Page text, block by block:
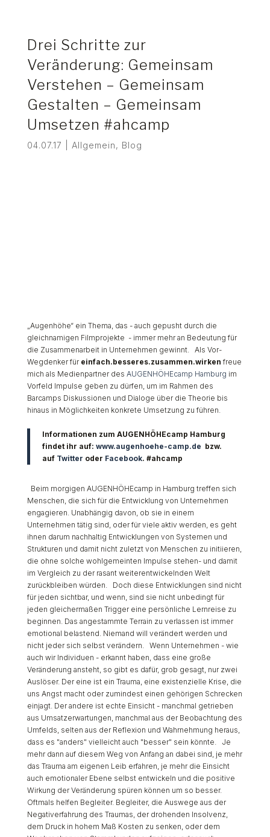
Drei Schritte zur
Veränderung: Gemeinsam
Verstehen – Gemeinsam
Gestalten – Gemeinsam
Umsetzen #ahcamp
04.07.17 Allgemein, Blog
„Augenhöhe“ ein Thema, das - auch gepusht durch die
gleichnamigen Filmprojekte - immer mehr an Bedeutung für
die Zusammenarbeit in Unternehmen gewinnt.
Als Vor-
Wegdenker für einfach.besseres.zusammen.wirken freue
mich als Medienpartner des AUGENHÖHEcamp Hamburg im
Vorfeld Impulse geben zu dürfen, um im Rahmen des
Barcamps Diskussionen und Dialoge über die Theorie bis
hinaus in Möglichkeiten konkrete Umsetzung zu führen.
Informationen zum AUGENHÖHEcamp Hamburg
findet ihr auf: www.augenhoehe-camp.de bzw.
auf Twitter oder Facebook. #ahcamp
Beim morgigen AUGENHÖHEcamp in Hamburg treffen sich
Menschen, die sich für die Entwicklung von Unternehmen
engagieren. Unabhängig davon, ob sie in einem
Unternehmen tätig sind, oder für viele aktiv werden, es geht
ihnen darum nachhaltig Entwicklungen von Systemen und
Strukturen und damit nicht zuletzt von Menschen zu initiieren,
die ohne solche wohlgemeinten Impulse stehen- und damit
im Vergleich zu der rasant weiterentwickelnden Welt
zurückbleiben würden. Doch diese Entwicklungen sind nicht
für jeden sichtbar, und wenn, sind sie nicht unbedingt für
jeden gleichermaßen Trigger eine persönliche Lernreise zu
beginnen. Das angestammte Terrain zu verlassen ist immer
emotional belastend. Niemand will verändert werden und
nicht jeder sich selbst verändern. Wenn Unternehmen - wie
auch wir Individuen - erkannt haben, dass eine große
Veränderung ansteht, so gibt es dafür, grob gesagt, nur zwei
Auslöser. Der eine ist ein Trauma, eine existenzielle Krise, die
uns Angst macht oder zumindest einen gehörigen Schrecken
einjagt. Der andere ist echte Einsicht - manchmal getrieben
aus Umsatzerwartungen, manchmal aus der Beobachtung des
Umfelds, selten aus der Reflexion und Wahrnehmung heraus,
dass es "anders" vielleicht auch "besser" sein könnte. Je
mehr dann auf diesem Weg von Anfang an dabei sind, je mehr
das Trauma am eigenen Leib erfahren, je mehr die Einsicht
auch emotionaler Ebene selbst entwickeln und die positive
Wirkung der Veränderung spüren können um so besser.
Oftmals helfen Begleiter. Begleiter, die Auswege aus der
Negativerfahrung des Traumas, der drohenden Insolvenz,
dem Druck in hohem Maß Kosten zu senken, oder dem